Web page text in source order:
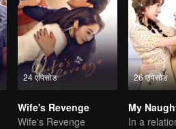
24 एपिसोड
Wife's Revenge
Wife's Revenge
26 एपिसोड